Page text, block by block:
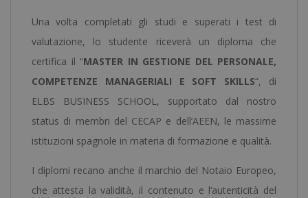
Una volta completati gli studi e superati i test di
valutazione, lo studente riceverà un diploma che
certifica il “MASTER IN GESTIONE DEL PERSONALE,
COMPETENZE MANAGERIALI E SOFT SKILLS“, di
ELBS BUSINESS SCHOOL, supportato dal nostro
status di membri del CECAP e dell’AEEN, le massime
istituzioni spagnole in materia di formazione e qualità.
I diplomi recano anche il marchio del Notaio Europeo,
che attesta la validità, il contenuto e l’autenticità del